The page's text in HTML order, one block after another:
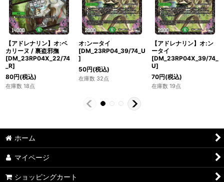
【アドレナリン】オ:ベ
カリーヌ / 裏盗邪撫
[DM_23RP04X_22/74
_R]
80円(税込)
在庫数 18点
オ:ンータイ
[DM_23RP04_39/74_U
]
50円(税込)
在庫数 32点
【アドレナリン】オ:ン
ータイ
[DM_23RP04X_39/74_
U]
70円(税込)
在庫数 19点
ホーム
マイページ
ショッピングカート